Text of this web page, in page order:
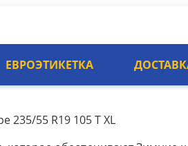
ЕВРОЭТИКЕТКА
235/55 R19 105 T XL